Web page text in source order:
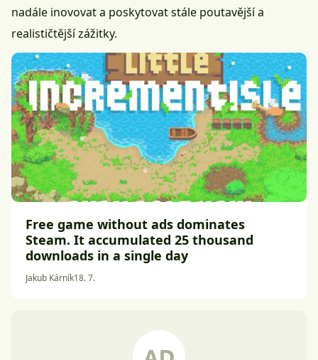
nadále inovovat a poskytovat stále poutavější a
realističtější zážitky.
Free game without ads dominates
Steam. It accumulated 25 thousand
downloads in a single day
Jakub Kárník18. 7.